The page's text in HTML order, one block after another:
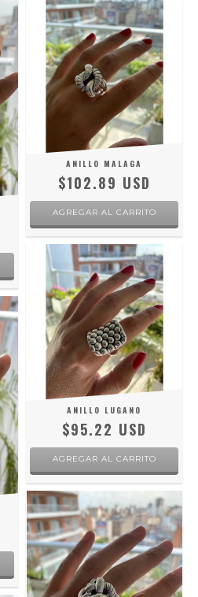
ANILLO MALAGA
$102.89 USD
AGREGAR AL CARRITO
ANILLO LUGANO
$95.22 USD
AGREGAR AL CARRITO